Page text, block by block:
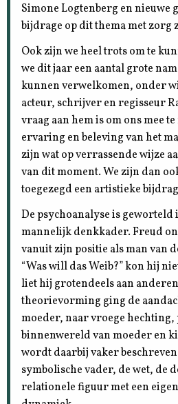
Simone Logtenberg en nieuwe
bijdrage op dit thema met zorg
Ook zijn we heel trots om te
we dit jaar een aantal grote
kunnen verwelkomen, onder
acteur, schrijver en regisseur
vraag aan hem is om ons mee
ervaring en beleving van het
zijn wat op verrassende wijze
van dit moment. We zijn dan
toegezegd een artistieke
De psychoanalyse is
mannelijk denkkader. Freud
vanuit zijn positie als man van
“Was will das Weib?” kon hij
liet hij grotendeels aan
theorievorming ging de
moeder, naar vroege
binnenwereld van moeder en
wordt daarbij vaker
symbolische vader, de wet, de
relationele figuur met een